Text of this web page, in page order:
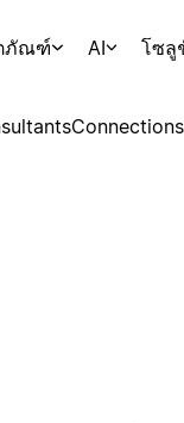
ภัณฑ์ AI โซลู
Connections